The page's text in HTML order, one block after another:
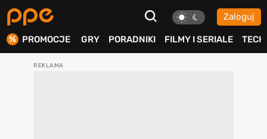
Zaloguj
PROMOCJE GRY PORADNIKI FILMY I SERIALE TECH